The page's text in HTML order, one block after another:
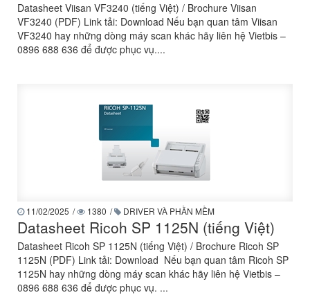
Datasheet Viisan VF3240 (tiếng Việt) / Brochure Viisan
VF3240 (PDF) Link tải: Download Nếu bạn quan tâm Viisan
VF3240 hay những dòng máy scan khác hãy liên hệ Vietbis –
0896 688 636 để được phục vụ....
11/02/2025 / 1380 / DRIVER VÀ PHẦN MỀM
Datasheet Ricoh SP 1125N (tiếng Việt)
Datasheet Ricoh SP 1125N (tiếng Việt) / Brochure Ricoh SP
1125N (PDF) Link tải: Download Nếu bạn quan tâm Ricoh SP
1125N hay những dòng máy scan khác hãy liên hệ Vietbis –
0896 688 636 để được phục vụ. ...